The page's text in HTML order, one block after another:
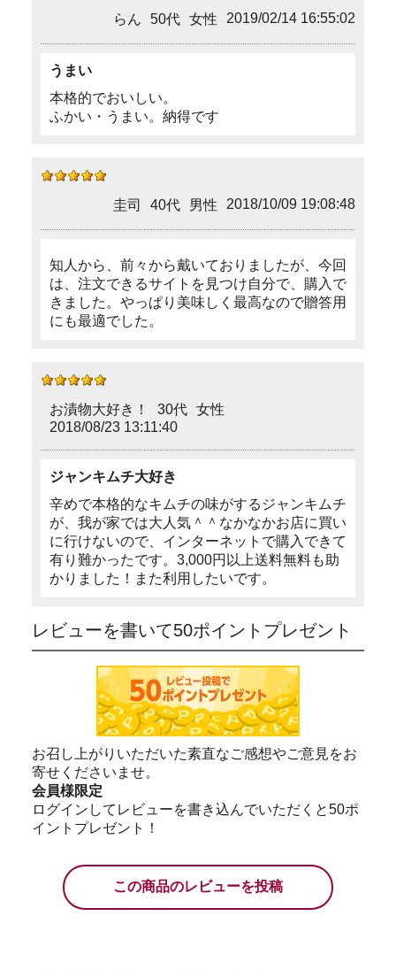
らん 50代 女性 2019/02/14 16:55:02
うまい
本格的でおいしい。
ふかい・うまい。納得です
圭司 40代 男性 2018/10/09 19:08:48
知人から、前々から戴いておりましたが、今回
は、注文できるサイトを見つけ自分で、購入で
きました。やっぱり美味しく最高なので贈答用
にも最適でした。
お漬物大好き！ 30代
女性
2018/08/23 13:11:40
ジャンキムチ大好き
辛めで本格的なキムチの味がするジャンキムチ
が、我が家では大人気＾＾なかなかお店に買い
に行けないので、インターネットで購入できて
有り難かったです。3,000円以上送料無料も助
かりました！また利用したいです。
レビューを書いて50ポイントプレゼント
お召し上がりいただいた素直なご感想やご意見をお
寄せくださいませ。
会員様限定
ログインしてレビューを書き込んでいただくと50ポ
イントプレゼント！
この商品のレビューを投稿